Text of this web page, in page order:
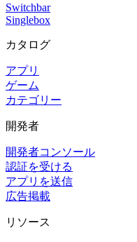
Switchbar
Singlebox
カタログ
アプリ
ゲーム
カテゴリー
開発者
開発者コンソール
認証を受ける
アプリを送信
広告掲載
リソース